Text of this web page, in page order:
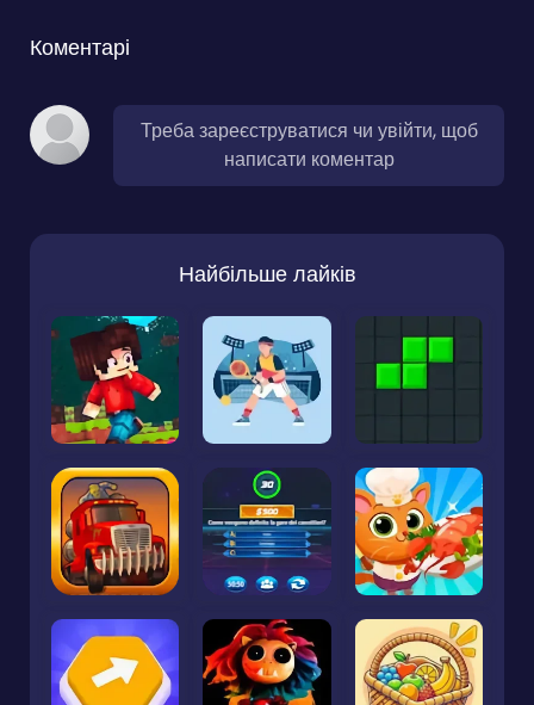
Коментарі
Треба зареєструватися чи увійти, щоб
написати коментар
Найбільше лайків